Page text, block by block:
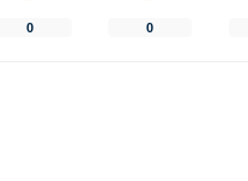
0 0